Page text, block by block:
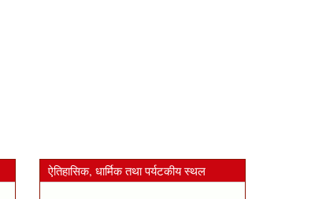
ऐतिहासिक, धार्मिक तथा पर्यटकीय स्थल